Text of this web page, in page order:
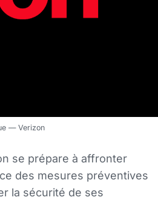
— Verizon
se prépare à affronter
des mesures préventives
la sécurité de ses